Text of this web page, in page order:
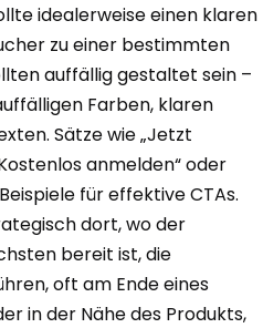
idealerweise einen klaren
zu einer bestimmten
auffällig gestaltet sein –
Farben, klaren
Sätze wie „Jetzt
anmelden“ oder
für effektive CTAs.
dort, wo der
bereit ist, die
oft am Ende eines
in der Nähe des Produkts,